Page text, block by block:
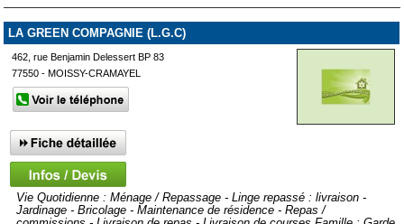
LA GREEN COMPAGNIE (L.G.C)
462, rue Benjamin Delessert BP 83
77550 - MOISSY-CRAMAYEL
Vie Quotidienne : Ménage / Repassage - Linge repassé : livraison -
Jardinage - Bricolage - Maintenance de résidence - Repas /